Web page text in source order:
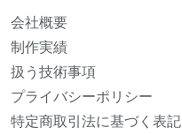
会社概要
制作実績
扱う技術事項
プライバシーポリシー
特定商取引法に基づく表記